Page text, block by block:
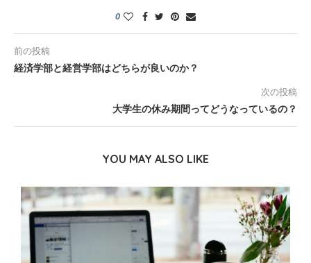
0
前の投稿
経済学部と経営学部はどちらが良いのか？
次の投稿
大学生の休み期間ってどうなっているの？
YOU MAY ALSO LIKE